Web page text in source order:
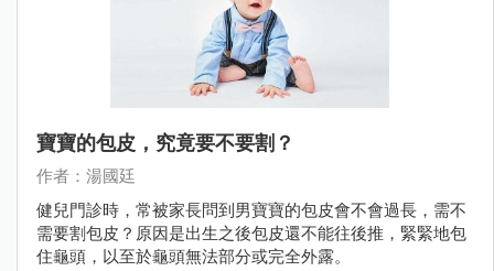
寶寶的包皮，究竟要不要割？
作者：湯國廷
健兒門診時，常被家長問到男寶寶的包皮會不會過長，需不
需要割包皮？原因是出生之後包皮還不能往後推，緊緊地包
住龜頭，以至於龜頭無法部分或完全外露。